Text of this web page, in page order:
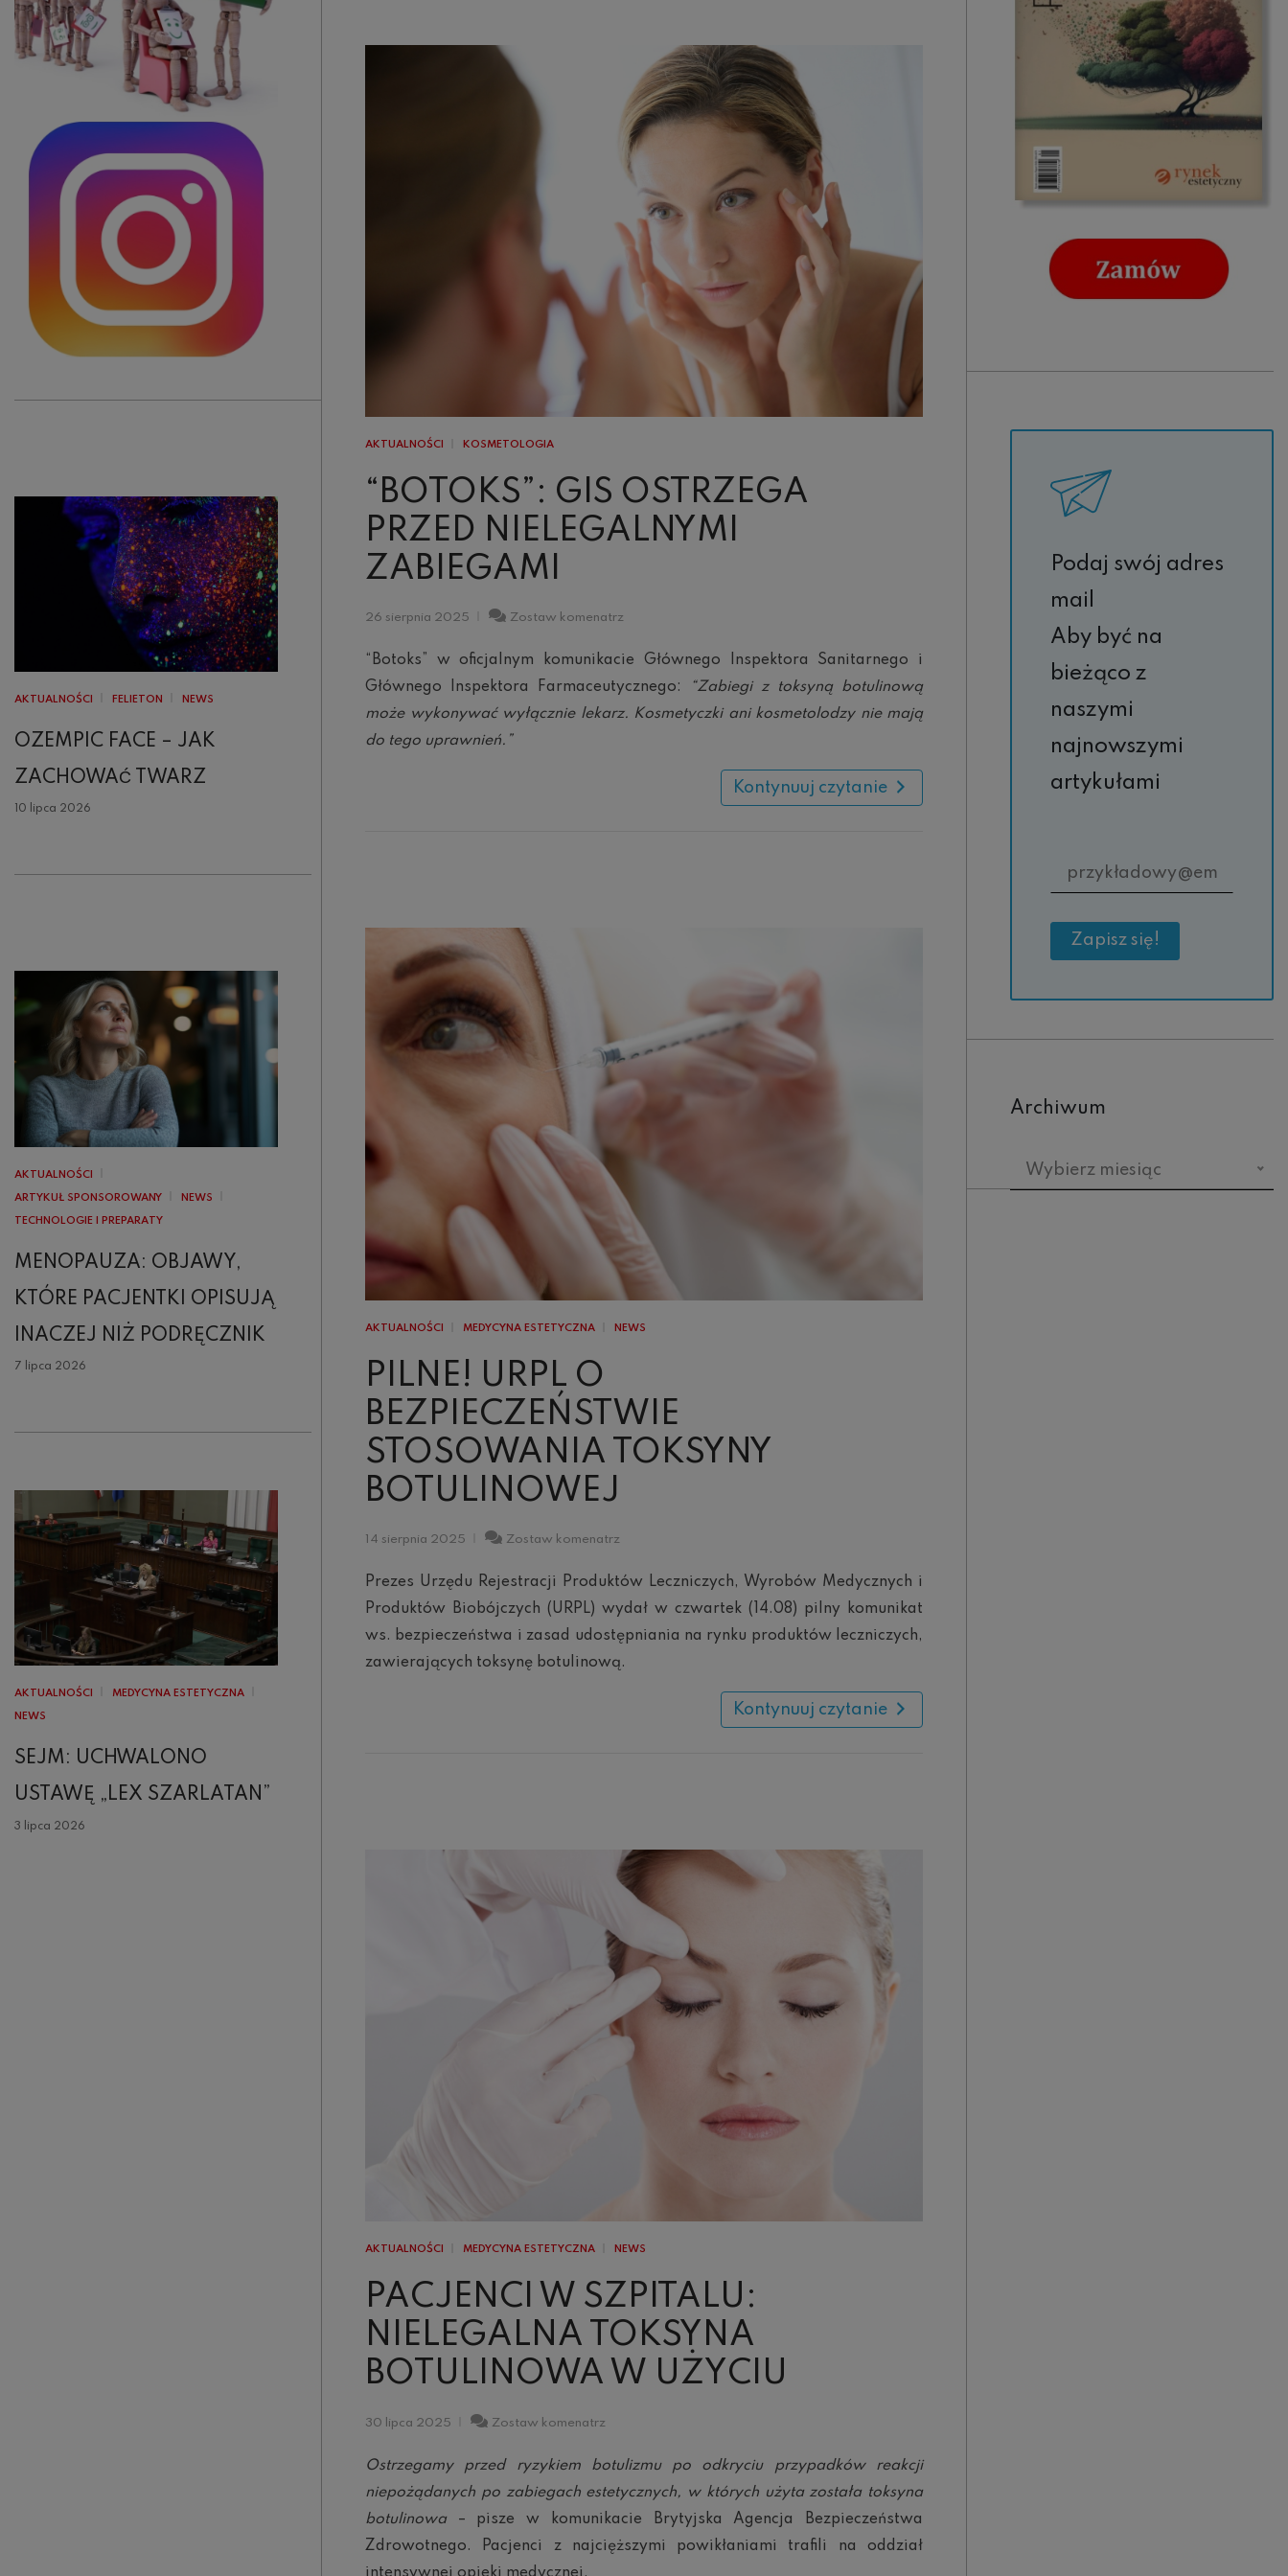
AKTUALNOŚCI FELIETON NEWS
OZEMPIC FACE – JAK
ZACHOWAĆ TWARZ
10 lipca 2026
AKTUALNOŚCI
ARTYKUŁ SPONSOROWANY
NEWS
TECHNOLOGIE I PREPARATY
MENOPAUZA: OBJAWY,
KTÓRE PACJENTKI OPISUJĄ
INACZEJ NIŻ PODRĘCZNIK
7 lipca 2026
AKTUALNOŚCI
MEDYCYNA ESTETYCZNA
NEWS
SEJM: UCHWALONO
USTAWĘ „LEX SZARLATAN”
3 lipca 2026
AKTUALNOŚCI KOSMETOLOGIA
“BOTOKS”: GIS OSTRZEGA
PRZED NIELEGALNYMI
ZABIEGAMI
26 sierpnia 2025 Zostaw komenatrz
przed
nielegalnymi
zabiegami
“Botoks” w oficjalnym komunikacie Głównego Inspektora Sanitarnego i
Głównego Inspektora Farmaceutycznego:
“Zabiegi z toksyną botulinową
może wykonywać wyłącznie lekarz. Kosmetyczki ani kosmetolodzy nie mają
do tego uprawnień.”
Kontynuuj czytanie
AKTUALNOŚCI MEDYCYNA ESTETYCZNA NEWS
PILNE! URPL O
BEZPIECZEŃSTWIE
STOSOWANIA TOKSYNY
BOTULINOWEJ
14 sierpnia 2025 Zostaw komenatrz
bezpieczeństwie
stosowania
botulinowej
Prezes Urzędu Rejestracji Produktów Leczniczych, Wyrobów Medycznych i
Produktów Biobójczych (URPL) wydał w czwartek (14.08) pilny komunikat
ws. bezpieczeństwa i zasad udostępniania na rynku produktów leczniczych,
zawierających toksynę botulinową.
Kontynuuj czytanie
AKTUALNOŚCI MEDYCYNA ESTETYCZNA NEWS
PACJENCI W SZPITALU:
NIELEGALNA TOKSYNA
BOTULINOWA W UŻYCIU
30 lipca 2025 Zostaw komenatrz
nielegalna
toksyna
botulinowa
w
użyciu
Ostrzegamy przed ryzykiem botulizmu po odkryciu przypadków reakcji
niepożądanych po zabiegach estetycznych, w których użyta została toksyna
botulinowa– pisze w komunikacie Brytyjska Agencja Bezpieczeństwa
Zdrowotnego. Pacjenci z najcięższymi powikłaniami trafili na oddział
intensywnej opieki medycznej.
Podaj swój adres
mail
Aby być na
bieżąco z
naszymi
najnowszymi
artykułami
Archiwum
Archiwum
Wybierz miesiąc